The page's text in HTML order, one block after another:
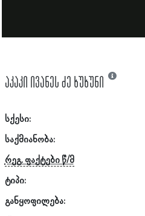
აკაკი ივანეს ძე ხუხუნი
სქესი:
საქმიანობა:
რეგ. ფაქტები წ/მ
ტიპი:
განყოფილება: